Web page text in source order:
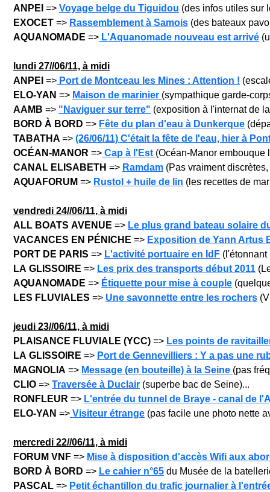
ANPEI => Voyage belge du Tiguidou (des infos utiles sur
EXOCET => Rassemblement à Samois (des bateaux
AQUANOMADE => L'Aquanomade nouveau est arrivé
lundi 27//06/11, à midi
ANPEI => Port de Montceau les Mines : Attention !
ELO-YAN => Maison de marinier (sympathique garde-
AAMB => "Naviguer sur terre" (exposition à l'internat de
BORD À BORD => Fête du plan d'eau à Dunkerque
TABATHA => (26/06/11) C'était la fête de l'eau, hier à
OCÉAN-MANOR => Cap à l'Est (Océan-Manor embouque
CANAL ELISABETH => Ramdam (Pas vraiment
AQUAFORUM => Rustol + huile de lin (les recettes de
vendredi 24//06/11, à midi
ALL BOATS AVENUE => Le plus grand bateau solaire
VACANCES EN PÉNICHE => Exposition de Yann Artus
PORT DE PARIS => L'activité portuaire en IdF
LA GLISSOIRE => Les prix des transports début 2011
AQUANOMADE => Étiquette pour mise à couple
LES FLUVIALES => Une savonnette entre les rochers
jeudi 23//06/11, à midi
PLAISANCE FLUVIALE (YCC) => Les points de
LA GLISSOIRE => Port de Gennevilliers : Y a pas une
MAGNOLIA => Message (en bouteille) à la Seine (pas
CLIO => Traversée à Duclair (superbe bac de Seine)...
RONFLEUR => L'entrée du tunnel de Braye - canal de
ELO-YAN => Visiteur étrange (pas facile une photo nette
mercredi 22//06/11, à midi
FORUM VNF => Mise à disposition d'accès Wifi aux
BORD À BORD => Le cahier n°65 du Musée de la
PASCAL => Petit échantillon du trafic journalier à